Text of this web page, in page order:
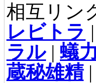
相互リン
レビトラ |
ラル| 蟻
蔵秘雄精|